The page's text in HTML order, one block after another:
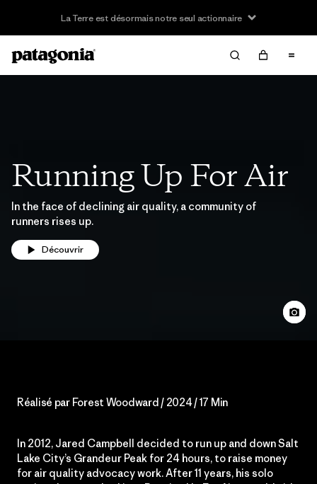
La Terre est désormais notre seul actionnaire
Running Up For Air
In the face of declining air quality, a community of
runners rises up.
Découvrir
Réalisé par Forest Woodward / 2024 / 17 Min
In 2012, Jared Campbell decided to run up and down Salt
Lake City’s Grandeur Peak for 24 hours, to raise money
for air quality advocacy work. After 11 years, his solo